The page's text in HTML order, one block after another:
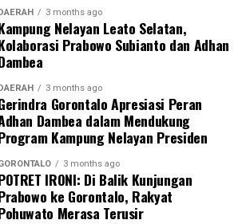
3 months ago
Nelayan Leato Selatan,
Prabowo Subianto dan Adhan
3 months ago
Gorontalo Apresiasi Peran
Dambea dalam Mendukung
Kampung Nelayan Presiden
3 months ago
IRONI: Di Balik Kunjungan
ke Gorontalo, Rakyat
Merasa Terusir